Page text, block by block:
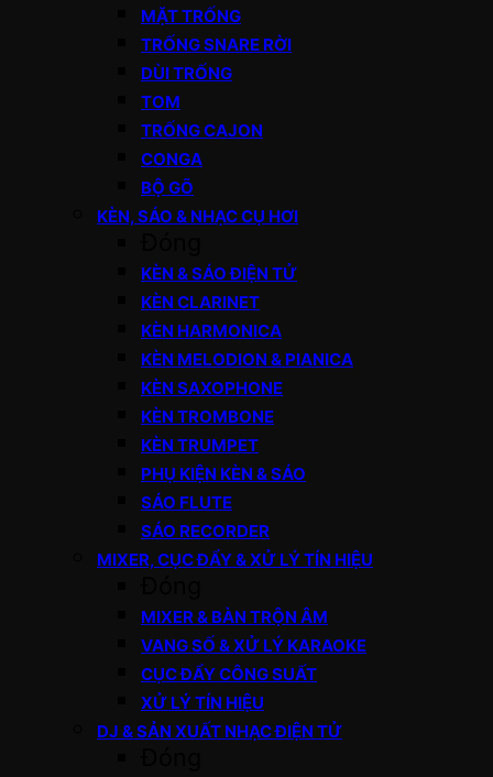
MẶT TRỐNG
TRỐNG SNARE RỜI
DÙI TRỐNG
TOM
TRỐNG CAJON
CONGA
BỘ GÕ
KÈN, SÁO & NHẠC CỤ HƠI
KÈN & SÁO ĐIỆN TỬ
KÈN CLARINET
KÈN HARMONICA
KÈN MELODION & PIANICA
KÈN SAXOPHONE
KÈN TROMBONE
KÈN TRUMPET
PHỤ KIỆN KÈN & SÁO
SÁO FLUTE
SÁO RECORDER
MIXER, CỤC ĐẨY & XỬ LÝ TÍN HIỆU
MIXER & BÀN TRỘN ÂM
VANG SỐ & XỬ LÝ KARAOKE
CỤC ĐẨY CÔNG SUẤT
XỬ LÝ TÍN HIỆU
DJ & SẢN XUẤT NHẠC ĐIỆN TỬ